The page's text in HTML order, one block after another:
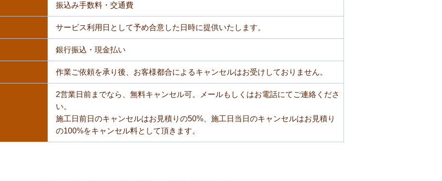
振込み手数料・交通費
サービス利用日として予め合意した日時に提供いたします。
銀行振込・現金払い
作業ご依頼を承り後、お客様都合によるキャンセルはお受けしておりません。
2営業日前までなら、無料キャンセル可。メールもしくはお電話にてご連絡くださ
い。
施工日前日のキャンセルはお見積りの50%、施工日当日のキャンセルはお見積り
の100%をキャンセル料として頂きます。